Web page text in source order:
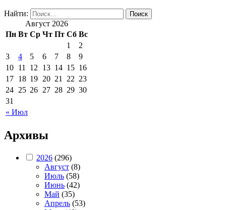
Найти:
Август 2026
Пн Вт Ср Чт Пт Сб Вс
« Июл
1
2
3
4 5 6 7 8
9
10 11 12 13 14 15 16
17 18 19 20 21 22 23
24 25 26 27 28 29 30
31
Архивы
2026 (296)
Август (8)
Июль (58)
Июнь (42)
Май (35)
Апрель (53)